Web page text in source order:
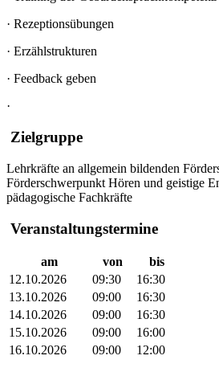
· Rezeptionsübungen
· Erzählstrukturen
· Feedback geben
·
Zielgruppe
Lehrkräfte an allgemein bildenden
Förderschwerpunkt Hören und geistige
pädagogische Fachkräfte
Veranstaltungstermine
am von
bis
12.10.2026
09:30
16:30
13.10.2026
09:00
16:30
14.10.2026
09:00
16:30
15.10.2026
09:00
16:00
16.10.2026
09:00 12:00